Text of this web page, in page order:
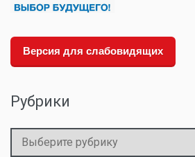
Версия для слабовидящих
Рубрики
Рубрики